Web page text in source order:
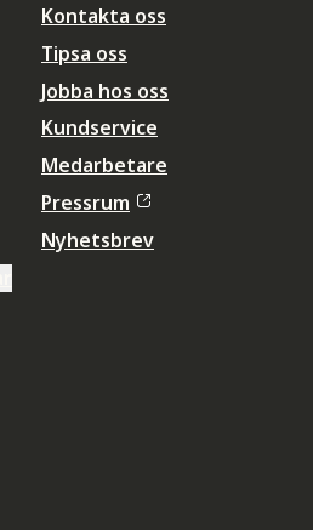
Kontakta oss
Tipsa oss
Jobba hos oss
Kundservice
Medarbetare
Pressrum
Nyhetsbrev